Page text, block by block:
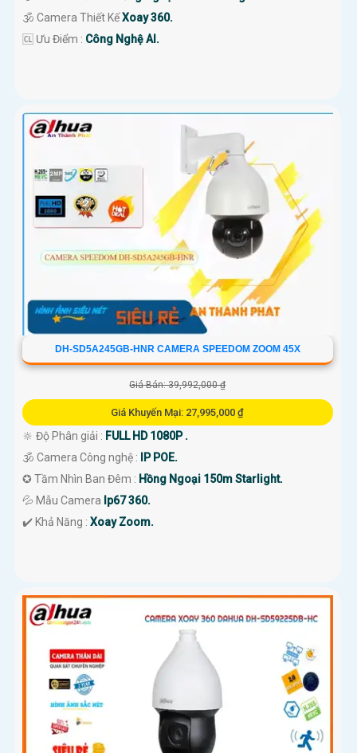
🕉️ Camera Thiết KếXoay 360.
️🆑 Ưu Điểm : Công Nghệ AI.
DH-SD5A245GB-HNR CAMERA SPEEDOM ZOOM 45X
Giá Bán: 39,992,000 ₫
Giá Khuyến Mại: 27,995,000 ₫
🔆 Độ Phân giải : FULL HD 1080P .
🕉️ Camera Công nghệ :
IP POE.
✪ Tầm Nhìn Ban Đêm : Hồng Ngoại 150m Starlight.
💦 Mẫu Camera Ip67 360.
️✔️ Khả Năng : Xoay Zoom.